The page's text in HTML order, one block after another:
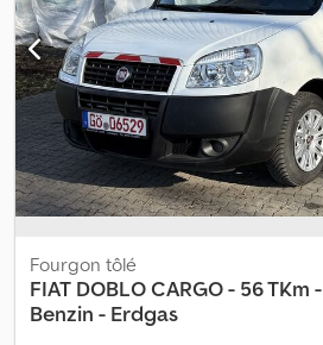
Fourgon tôlé
FIAT DOBLO CARGO - 56 TKm -
Benzin - Erdgas